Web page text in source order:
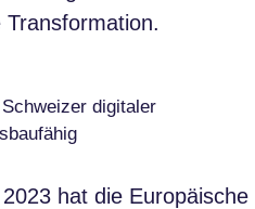
digitaler
hat die Europäische